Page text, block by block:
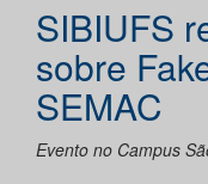
SIBIUFS
sobre
SEMAC
Evento no Campus